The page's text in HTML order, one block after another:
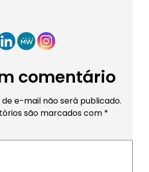
comentário
e-mail não será publicado.
são marcados com *